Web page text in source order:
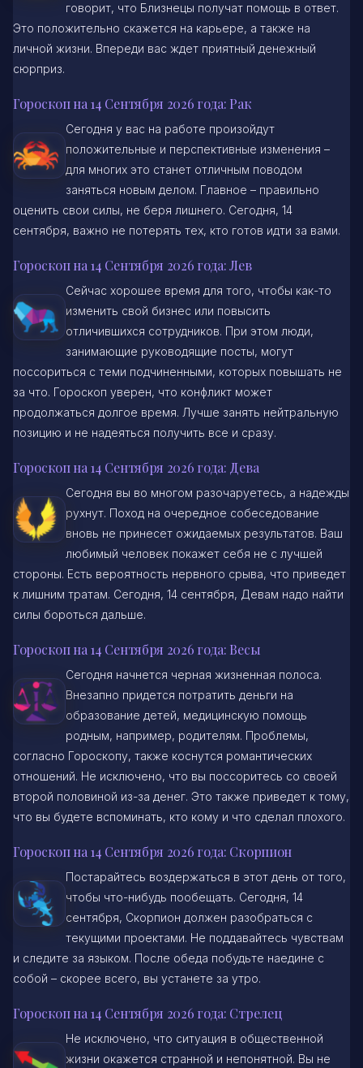
говорит, что Близнецы получат помощь в ответ.
Это положительно скажется на карьере, а также на
личной жизни. Впереди вас ждет приятный денежный
сюрприз.
Гороскоп на 14 Сентября 2026 года: Рак
Сегодня у вас на работе произойдут
положительные и перспективные изменения –
для многих это станет отличным поводом
заняться новым делом. Главное – правильно
оценить свои силы, не беря лишнего. Сегодня, 14
сентября, важно не потерять тех, кто готов идти за вами.
Гороскоп на 14 Сентября 2026 года: Лев
Сейчас хорошее время для того, чтобы как-то
изменить свой бизнес или повысить
отличившихся сотрудников. При этом люди,
занимающие руководящие посты, могут
поссориться с теми подчиненными, которых повышать не
за что. Гороскоп уверен, что конфликт может
продолжаться долгое время. Лучше занять нейтральную
позицию и не надеяться получить все и сразу.
Гороскоп на 14 Сентября 2026 года: Дева
Сегодня вы во многом разочаруетесь, а надежды
рухнут. Поход на очередное собеседование
вновь не принесет ожидаемых результатов. Ваш
любимый человек покажет себя не с лучшей
стороны. Есть вероятность нервного срыва, что приведет
к лишним тратам. Сегодня, 14 сентября, Девам надо найти
силы бороться дальше.
Гороскоп на 14 Сентября 2026 года: Весы
Сегодня начнется черная жизненная полоса.
Внезапно придется потратить деньги на
образование детей, медицинскую помощь
родным, например, родителям. Проблемы,
согласно Гороскопу, также коснутся романтических
отношений. Не исключено, что вы поссоритесь со своей
второй половиной из-за денег. Это также приведет к тому,
что вы будете вспоминать, кто кому и что сделал плохого.
Гороскоп на 14 Сентября 2026 года: Скорпион
Постарайтесь воздержаться в этот день от того,
чтобы что-нибудь пообещать. Сегодня, 14
сентября, Скорпион должен разобраться с
текущими проектами. Не поддавайтесь чувствам
и следите за языком. После обеда побудьте наедине с
собой – скорее всего, вы устанете за утро.
Гороскоп на 14 Сентября 2026 года: Стрелец
Не исключено, что ситуация в общественной
жизни окажется странной и непонятной. Вы не